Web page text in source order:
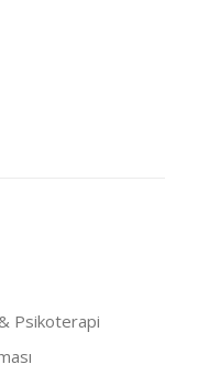
Psikoterapi